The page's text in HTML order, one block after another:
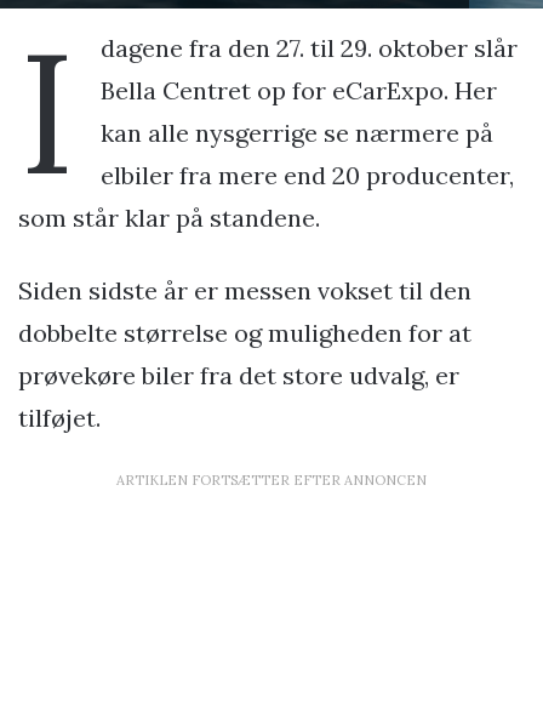
I
dagene fra den 27. til 29. oktober slår
Bella Centret op for eCarExpo. Her
kan alle nysgerrige se nærmere på
elbiler fra mere end 20 producenter,
som står klar på standene.
Siden sidste år er messen vokset til den
dobbelte størrelse og muligheden for at
prøvekøre biler fra det store udvalg, er
tilføjet.
ARTIKLEN FORTSÆTTER EFTER ANNONCEN